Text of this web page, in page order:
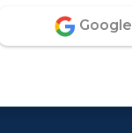
Google